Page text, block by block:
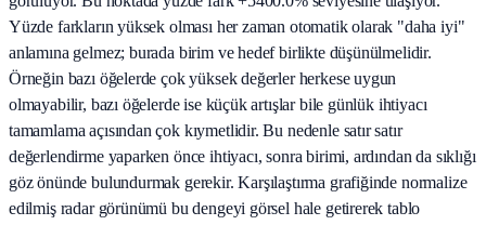
Yüzde farkların yüksek olması her zaman otomatik olarak "daha iyi"
anlamına gelmez; burada birim ve hedef birlikte düşünülmelidir.
Örneğin bazı öğelerde çok yüksek değerler herkese uygun
olmayabilir, bazı öğelerde ise küçük artışlar bile günlük ihtiyacı
tamamlama açısından çok kıymetlidir. Bu nedenle satır satır
değerlendirme yaparken önce ihtiyacı, sonra birimi, ardından da sıklığı
göz önünde bulundurmak gerekir. Karşılaştırma grafiğinde normalize
edilmiş radar görünümü bu dengeyi görsel hale getirerek tablo